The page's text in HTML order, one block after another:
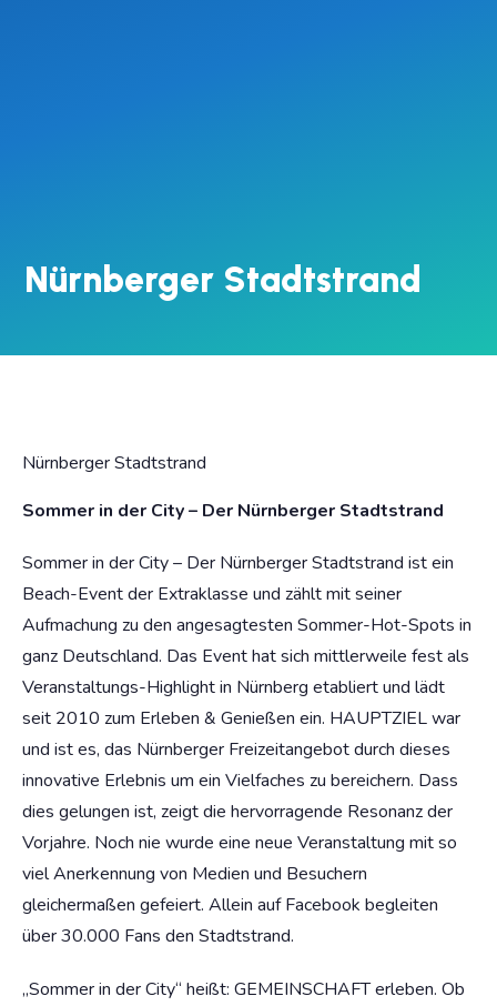
Nürnberger Stadtstrand
Nürnberger Stadtstrand
Sommer in der City – Der Nürnberger Stadtstrand
Sommer in der City – Der Nürnberger Stadtstrand ist ein
Beach-Event der Extraklasse und zählt mit seiner
Aufmachung zu den angesagtesten Sommer-Hot-Spots in
ganz Deutschland. Das Event hat sich mittlerweile fest als
Veranstaltungs-Highlight in Nürnberg etabliert und lädt
seit 2010 zum Erleben & Genießen ein. HAUPTZIEL war
und ist es, das Nürnberger Freizeitangebot durch dieses
innovative Erlebnis um ein Vielfaches zu bereichern. Dass
dies gelungen ist, zeigt die hervorragende Resonanz der
Vorjahre. Noch nie wurde eine neue Veranstaltung mit so
viel Anerkennung von Medien und Besuchern
gleichermaßen gefeiert. Allein auf Facebook begleiten
über 30.000 Fans den Stadtstrand.
„Sommer in der City“ heißt: GEMEINSCHAFT erleben. Ob